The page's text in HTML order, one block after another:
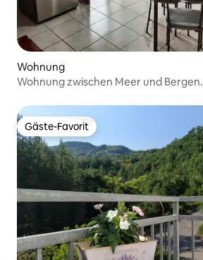
Wohnung
Wohnung zwischen Meer und Bergen.
Gäste-Favorit
Gäste-Favorit